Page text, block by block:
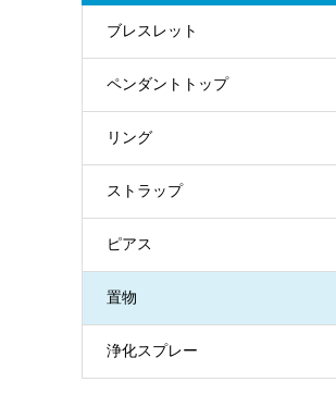
ブレスレット
ペンダントトップ
リング
ストラップ
ピアス
置物
浄化スプレー